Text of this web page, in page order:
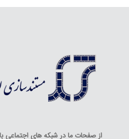
از صفحات ما در شبکه های اجتماعی